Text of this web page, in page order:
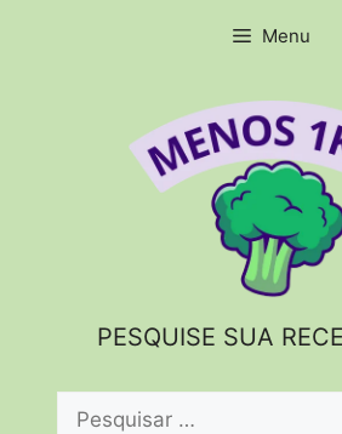
Menu
PESQUISE SUA
Pesquisar